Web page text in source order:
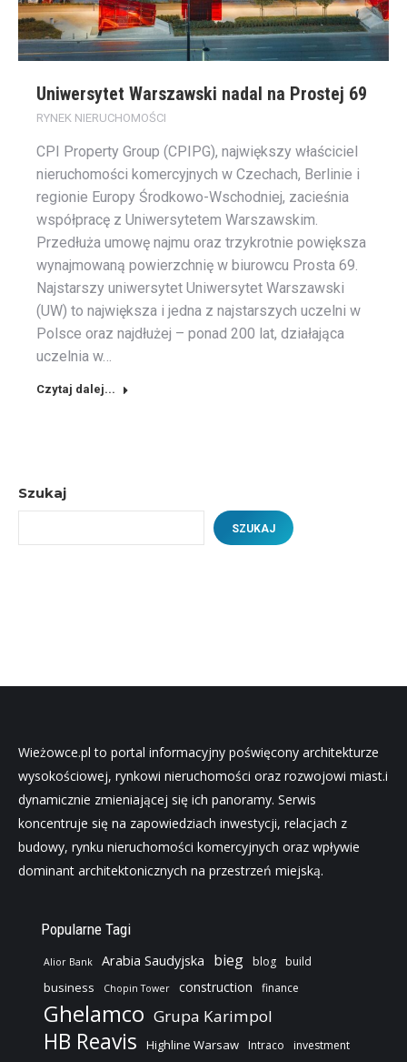
Uniwersytet Warszawski nadal na Prostej 69
RYNEK NIERUCHOMOŚCI
CPI Property Group (CPIPG), największy właściciel
nieruchomości komercyjnych w Czechach, Berlinie i
regionie Europy Środkowo-Wschodniej, zacieśnia
współpracę z Uniwersytetem Warszawskim.
Przedłuża umowę najmu oraz trzykrotnie powiększa
wynajmowaną powierzchnię w biurowcu Prosta 69.
Najstarszy uniwersytet Uniwersytet Warszawski
(UW) to największa i jedna z najstarszych uczelni w
Polsce oraz najdłużej – ponad 200 lat, działająca
uczelnia w…
Czytaj dalej...
Szukaj
SZUKAJ
Wieżowce.pl to portal informacyjny poświęcony architekturze
wysokościowej, rynkowi nieruchomości oraz rozwojowi miast.i
dynamicznie zmieniającej się ich panoramy. Serwis
koncentruje się na zapowiedziach inwestycji, relacjach z
budowy, rynku nieruchomości komercyjnych oraz wpływie
dominant architektonicznych na przestrzeń miejską.
Popularne Tagi
Alior Bank Arabia Saudyjska bieg blog build
business Chopin Tower construction finance
Ghelamco Grupa Karimpol
HB Reavis Highline Warsaw Intraco investment